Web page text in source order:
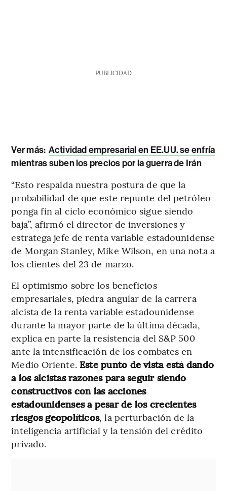
PUBLICIDAD
Ver más: Actividad empresarial en EE.UU. se enfría
mientras suben los precios por la guerra de Irán
“Esto respalda nuestra postura de que la
probabilidad de que este repunte del petróleo
ponga fin al ciclo económico sigue siendo
baja”, afirmó el director de inversiones y
estratega jefe de renta variable estadounidense
de Morgan Stanley, Mike Wilson, en una nota a
los clientes del 23 de marzo.
El optimismo sobre los beneficios
empresariales, piedra angular de la carrera
alcista de la renta variable estadounidense
durante la mayor parte de la última década,
explica en parte la resistencia del S&P 500
ante la intensificación de los combates en
Medio Oriente. Este punto de vista está dando
a los alcistas razones para seguir siendo
constructivos con las acciones
estadounidenses a pesar de los crecientes
riesgos geopolíticos, la perturbación de la
inteligencia artificial y la tensión del crédito
privado.